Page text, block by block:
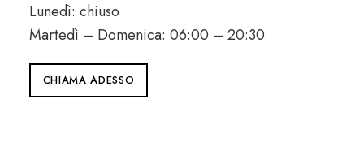
Lunedì: chiuso
Martedì – Domenica: 06:00 – 20:30
CHIAMA ADESSO